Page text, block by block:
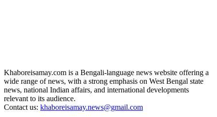
Khaboreisamay.com is a Bengali-language news website offering a
wide range of news, with a strong emphasis on West Bengal state
news, national Indian affairs, and international developments
relevant to its audience.
Contact us: khaboreisamay.news@gmail.com